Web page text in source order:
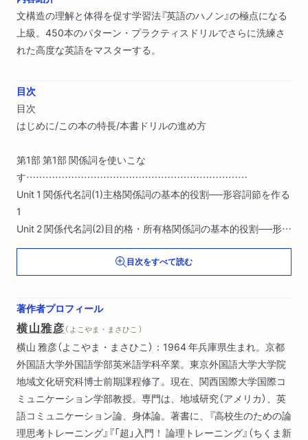
文構造の理解と体得を促す学習法『英語のハノン』の極点になる
上級。450本のパターン・プラクティスドリルでさらに洗練さ
れた高度な英語をマスターする。
目次
目次
はじめに/この本の特長/本書ドリルの進め方
第1部 第1部 関係詞を使いこな
す……………………………………………………………
Unit 1 関係代名詞(1)主格関係詞の基本的役割──形容詞節を作る
1
Unit 2 関係代名詞(2)目的格・所有格関係詞の基本的役割──形容
詞節を作る2
Unit 3 関係代名詞(3)前置詞+関係代名詞関係詞の基本的役割──
形容詞節を作る3
る
Unit 5 関係代名詞(5)連鎖関係代名詞注意すべき関係代名詞2
Unit 6 関係代名詞(6)主格補語・非制限用法・ 擬似関係代名詞注
意すべき関係代名詞3
Unit 7 関係副詞・関係形容詞
Unit 8 複合関係詞(複合関係代名詞・複合関係副詞・複合関係形
容詞)
目次をすべて読む
著作者プロフィール
横山雅彦（ よこやま・まさひこ ）
横山 雅彦（よこやま・まさひこ）：1964 年兵庫県生まれ。京都
外国語大学外国語学部英米語学科卒業。東京外国語大学大学院
地域文化研究科博士前期課程修了。現在、関西国際大学国際コ
ミュニケーション学部教授。専門は、地域研究（アメリカ）、英
語コミュニケーション論、身体論。著書に、『高校生のための論
理思考トレーニング』『「超」入門！ 論理トレーニング』（ちくま新